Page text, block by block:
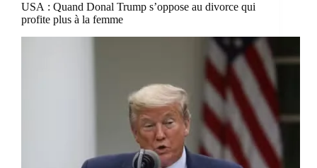
USA : Quand Donal Trump s’oppose au divorce qui
profite plus à la femme